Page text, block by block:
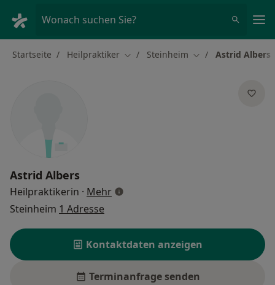
Wonach suchen Sie?
Startseite Heilpraktiker Stadt ändern
Steinheim Stadt ändern
Astrid Albers
Astrid Albers
Heilpraktikerin · Mehrüber Spezialisierungen
Steinheim 1 Adresse
Kontaktdaten anzeigen
Terminanfrage senden